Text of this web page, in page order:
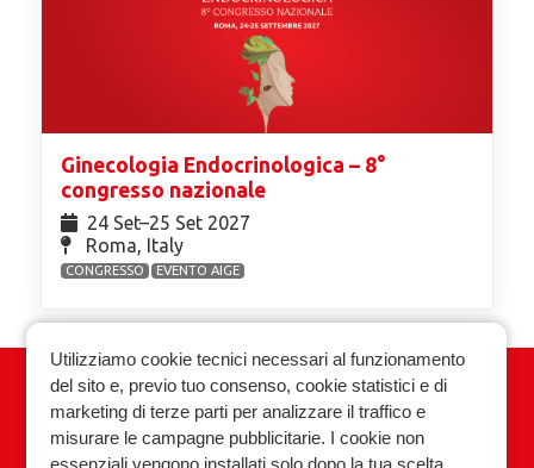
Ginecologia Endocrinologica – 8°
congresso nazionale
24 Set⁠–25 Set 2027
Roma, Italy
CONGRESSO EVENTO AIGE
Associazione Italiana Ginecologia
Endocrinologica
Utilizziamo cookie tecnici necessari al funzionamento
del sito e, previo tuo consenso, cookie statistici e di
marketing di terze parti per analizzare il traffico e
misurare le campagne pubblicitarie. I cookie non
essenziali vengono installati solo dopo la tua scelta.